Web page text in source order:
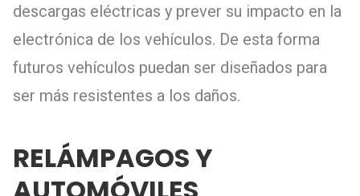
descargas eléctricas y prever su impacto en la
electrónica de los vehículos. De esta forma
futuros vehículos puedan ser diseñados para
ser más resistentes a los daños.
RELÁMPAGOS Y